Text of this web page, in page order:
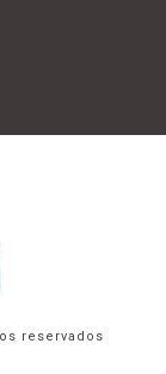
reservados